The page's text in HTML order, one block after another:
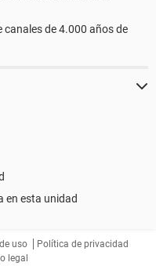
de 4.000 años de
en esta unidad
uso
Política de privacidad
legal